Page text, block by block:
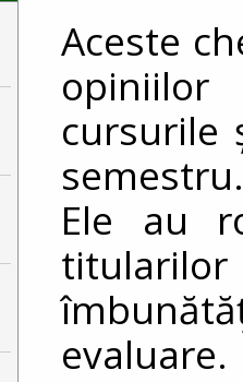
Aceste
cursurile
Ele au
evaluare.